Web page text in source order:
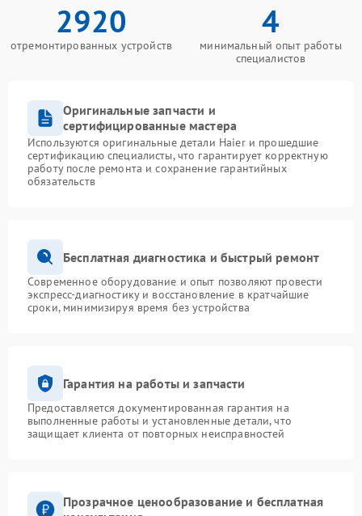
2920
отремонтированных устройств
4
минимальный опыт работы
специалистов
Оригинальные запчасти и
сертифицированные мастера
Используются оригинальные детали Haier и прошедшие
сертификацию специалисты, что гарантирует корректную
работу после ремонта и сохранение гарантийных
обязательств
Бесплатная диагностика и быстрый ремонт
Современное оборудование и опыт позволяют провести
экспресс-диагностику и восстановление в кратчайшие
сроки, минимизируя время без устройства
Гарантия на работы и запчасти
Предоставляется документированная гарантия на
выполненные работы и установленные детали, что
защищает клиента от повторных неисправностей
Прозрачное ценообразование и бесплатная